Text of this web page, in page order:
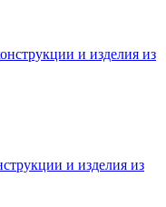
и изделия из
и изделия из